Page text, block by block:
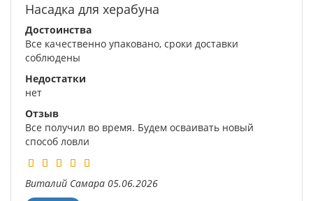
Насадка для херабуна
Достоинства
Все качественно упаковано, сроки доставки
соблюдены
Недостатки
нет
Отзыв
Все получил во время. Будем осваивать новый
способ ловли
Виталий Самара 05.06.2026